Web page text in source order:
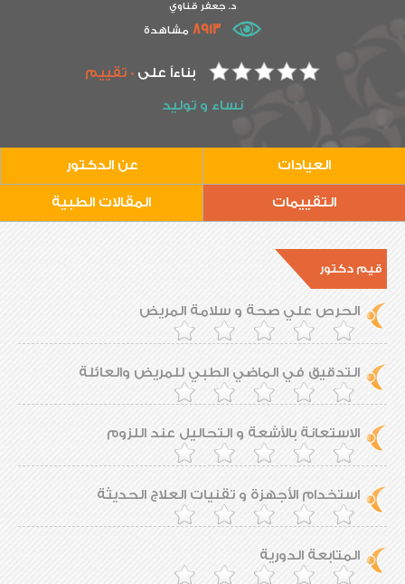
د. جعفر قناوي
8913 مشاهدة
بناءاً على0 تقييم
نساء و توليد
العيادات عن الدكتور
التقييمات المقالات الطبية
قيم دكتور
الحرص علي صحة و سلامة المريض
التدقيق في الماضي الطبي للمريض والعائلة
الاستعانة بالأشعة و التحاليل عند اللزوم
استخدام الأجهزة و تقنيات العلاج الحديثة
المتابعة الدورية